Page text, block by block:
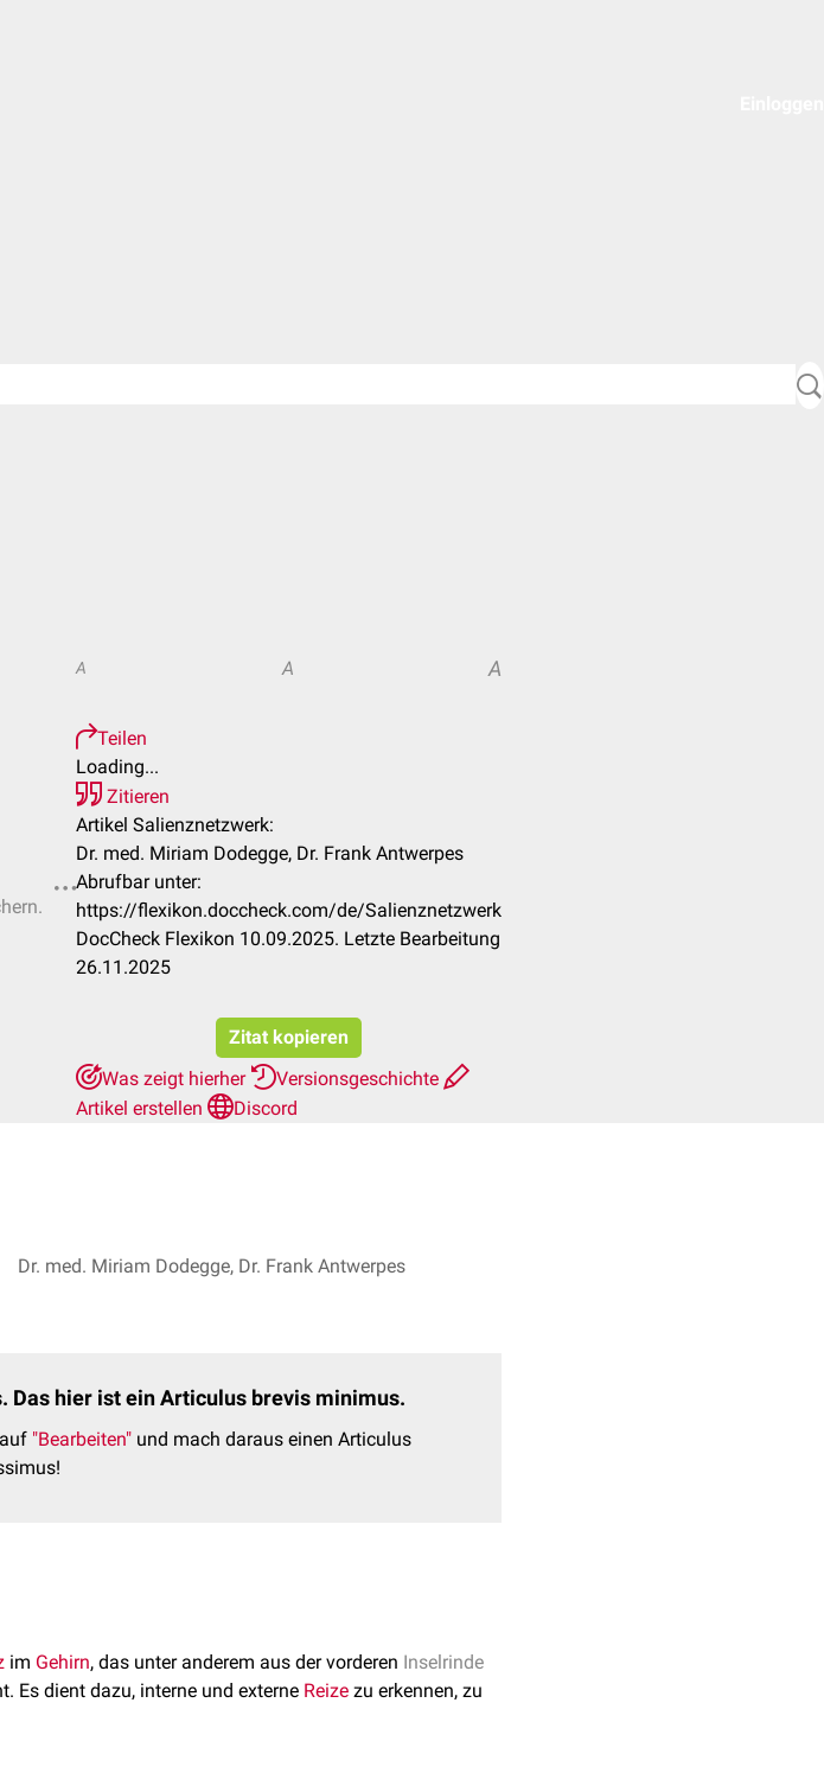
A A A
Teilen
Loading...
Zitieren
Artikel Salienznetzwerk:
Dr. med. Miriam Dodegge, Dr. Frank Antwerpes
Abrufbar unter:
https://flexikon.doccheck.com/de/Salienznetzwerk
DocCheck Flexikon 10.09.2025. Letzte Bearbeitung
26.11.2025
Zitat kopieren
Was zeigt hierher
Versionsgeschichte
Artikel erstellen
Discord
Dr. med. Miriam Dodegge, Dr. Frank Antwerpes
Das hier ist ein Articulus brevis minimus.
"Bearbeiten" und mach daraus einen Articulus
im Gehirn, das unter anderem aus der vorderen Inselrinde
Es dient dazu, interne und externe Reize zu erkennen, zu